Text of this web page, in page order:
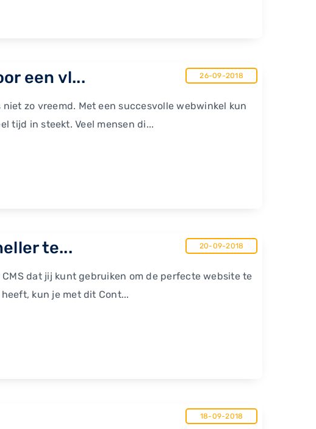
een vl... 26-09-2018
zo vreemd. Met een succesvolle webwinkel kun
tijd in steekt. Veel mensen di...
te... 20-09-2018
dat jij kunt gebruiken om de perfecte website te
kun je met dit Cont...
18-09-2018